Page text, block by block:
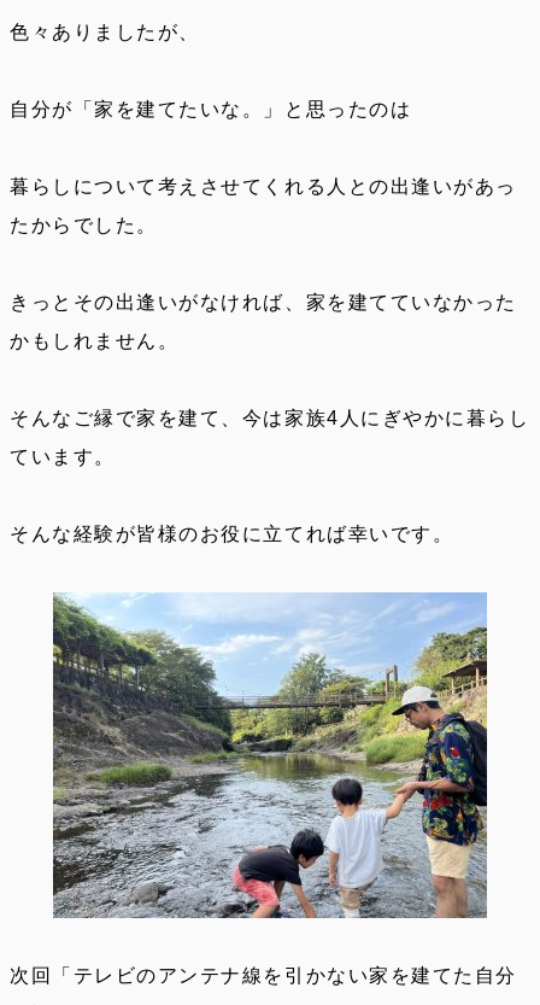
色々ありましたが、
自分が「家を建てたいな。」と思ったのは
暮らしについて考えさせてくれる人との出逢いがあっ
たからでした。
きっとその出逢いがなければ、家を建てていなかった
かもしれません。
そんなご縁で家を建て、今は家族4人にぎやかに暮らし
ています。
そんな経験が皆様のお役に立てれば幸いです。
次回「テレビのアンテナ線を引かない家を建てた自分